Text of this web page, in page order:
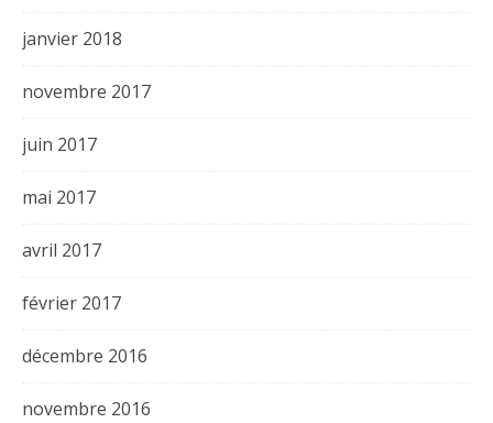
janvier 2018
novembre 2017
juin 2017
mai 2017
avril 2017
février 2017
décembre 2016
novembre 2016